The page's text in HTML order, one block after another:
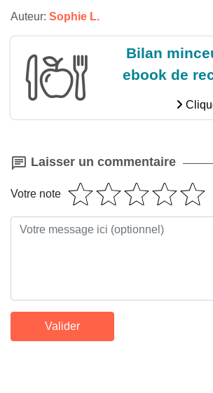
Auteur: Sophie L.
Bilan
ebook de
Laisser un commentaire
Votre note